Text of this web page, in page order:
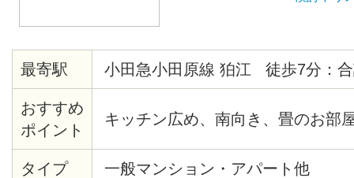
最寄駅 小田急小田原線 狛江 徒歩7分：
おすすめ
ポイント
キッチン広め、南向き、畳のお部
タイプ 一般マンション・アパート他